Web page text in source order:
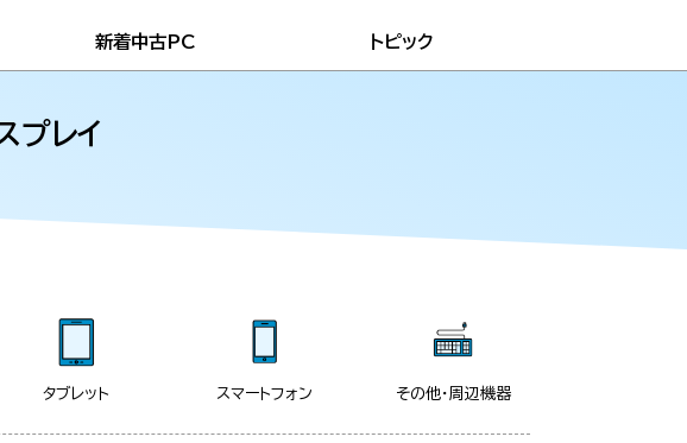
新着中古PC トピック
プレイ
タブレット スマートフォン その他・周辺機器